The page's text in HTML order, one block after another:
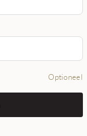
Optioneel